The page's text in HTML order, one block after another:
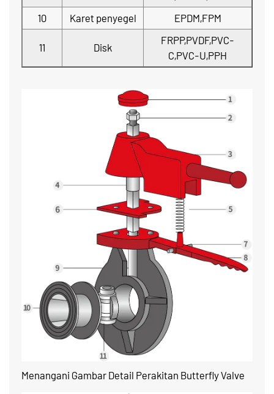
10
Karet penyegel EPDM,FPM
11 Disk
FRPP,PVDF,PVC-
C,PVC-U,PPH
Menangani Gambar Detail Perakitan Butterfly Valve